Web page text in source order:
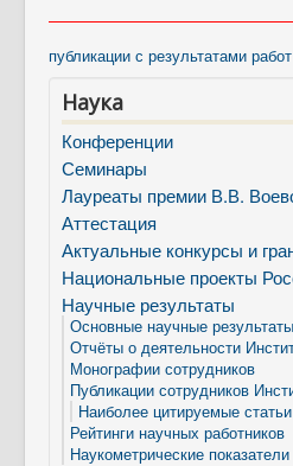
публикации с результатами работ
Наука
Конференции
Семинары
Лауреаты премии В.В.
Аттестация
Актуальные конкурсы и
Национальные проекты
Научные результаты
Основные научные результаты
Отчёты о деятельности
Монографии сотрудников
Публикации сотрудников
Наиболее цитируемые
Рейтинги научных работников
Наукометрические